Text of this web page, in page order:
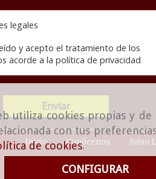
utiliza cookies propias y
con tus
de cookies.
CONFIGURAR
legales
y acepto el tratamiento de los
acorde a la política de privacidad
Enviar
Inicio Conócenos Aviso